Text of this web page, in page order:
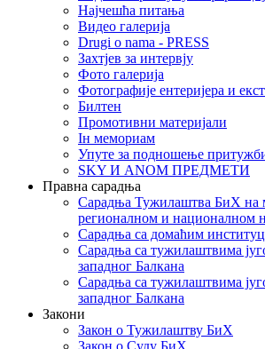
Најчешћа питања
Видео галерија
Drugi o nama - PRESS
Захтјев за интервју
Фото галерија
Фотографије ентеријера и
Билтен
Промотивни материјали
Iн мемориам
Упуте за подношење
SKY И ANOM ПРЕДМЕТИ
Правна сарадња
Сарадња Тужилаштва БиХ на
регионалном и националном
Сарадња са домаћим
Сарадња са тужилаштвима
западног Балкана
Сарадња са тужилаштвима
западног Балкана
Закони
Закон о Тужилаштву БиХ